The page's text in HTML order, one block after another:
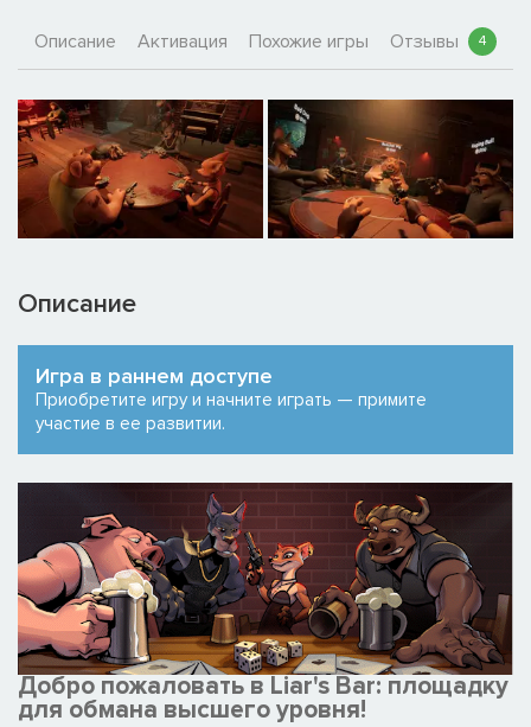
Описание Активация Похожие игры Отзывы 4
Описание
Игра в раннем доступе
Приобретите игру и начните играть — примите
участие в ее развитии.
Добро пожаловать в Liar's Bar: площадку
для обмана высшего уровня!